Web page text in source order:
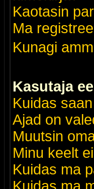
Kaotasin
Ma
Kunagi
Kasutaja
Kuidas
Ajad on
Muutsin
Minu keelt
Kuidas ma